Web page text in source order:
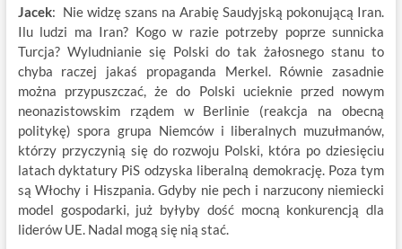
Jacek: Nie widzę szans na Arabię Saudyjską pokonującą Iran.
Ilu ludzi ma Iran? Kogo w razie potrzeby poprze sunnicka
Turcja? Wyludnianie się Polski do tak żałosnego stanu to
chyba raczej jakaś propaganda Merkel. Równie zasadnie
można przypuszczać, że do Polski ucieknie przed nowym
neonazistowskim rządem w Berlinie (reakcja na obecną
politykę) spora grupa Niemców i liberalnych muzułmanów,
którzy przyczynią się do rozwoju Polski, która po dziesięciu
latach dyktatury PiS odzyska liberalną demokrację. Poza tym
są Włochy i Hiszpania. Gdyby nie pech i narzucony niemiecki
model gospodarki, już byłyby dość mocną konkurencją dla
liderów UE. Nadal mogą się nią stać.